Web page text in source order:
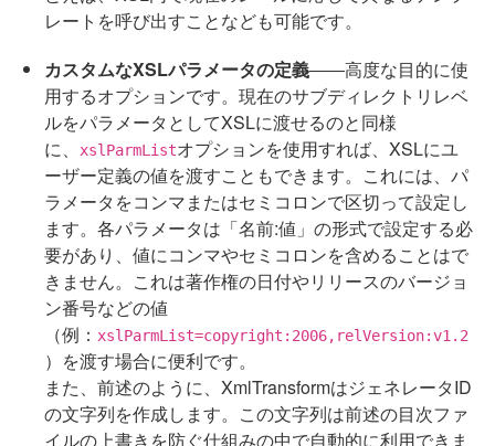
レートを呼び出すことなども可能です。
カスタムなXSLパラメータの定義――高度な目的に使
用するオプションです。現在のサブディレクトリレベ
ルをパラメータとしてXSLに渡せるのと同様
に、
xslParmListオプションを使用すれば、XSLにユ
ーザー定義の値を渡すこともできます。これには、パ
ラメータをコンマまたはセミコロンで区切って設定し
ます。各パラメータは「名前:値」の形式で設定する必
要があり、値にコンマやセミコロンを含めることはで
きません。これは著作権の日付やリリースのバージョ
ン番号などの値
（例： xslParmList=copyright:2006,relVersion:v1.2
）を渡す場合に便利です。
また、前述のように、XmlTransformはジェネレータID
の文字列を作成します。この文字列は前述の目次ファ
イルの上書きを防ぐ仕組みの中で自動的に利用できま